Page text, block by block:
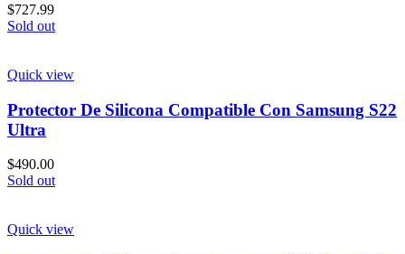
$727.99
Sold out
Quick view
Protector De Silicona Compatible Con Samsung S22
Ultra
$490.00
Sold out
Quick view